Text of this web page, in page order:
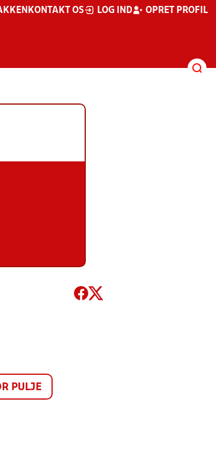
KONTAKT OS LOG IND OPRET PROFIL
PULJE